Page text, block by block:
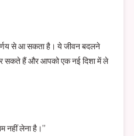
से आ सकता है। ये जीवन बदलने
सकते हैं और आपको एक नई दिशा में ले
नहीं लेना है।”